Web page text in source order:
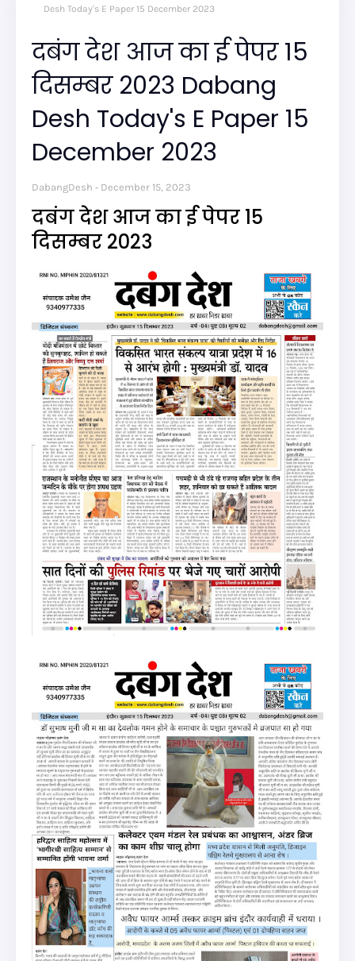
Desh Today's E Paper 15 December 2023
दबंग देश आज का ई पेपर 15
दिसम्बर 2023 Dabang
Desh Today's E Paper 15
December 2023
DabangDesh December 15, 2023
दबंग देश आज का ई पेपर 15
दिसम्बर 2023